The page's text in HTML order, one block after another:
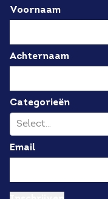
Voornaam
Achternaam
Categorieën
Select...
Email